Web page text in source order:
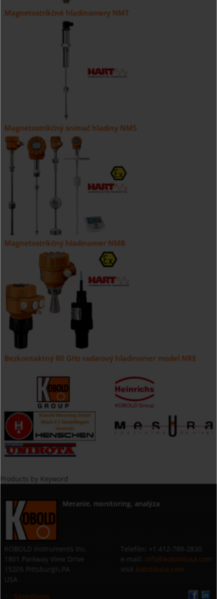
Magnetostrikčné hladinomery NMT
Magnetostrikčný snímač hladiny NMS
Magnetostrikčný hladinomer NMB
Bezkontaktný 80 GHz radarový hladinomer model NRE
Products by Keyword
Meranie, monitoring, analýza
info@koboldusa.com
koboldusa.com
Spoločnost